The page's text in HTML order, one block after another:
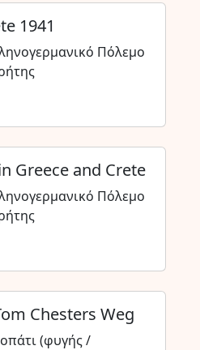
1941
Πόλεμο
Greece and Crete
Πόλεμο
Chesters Weg
(φυγής /